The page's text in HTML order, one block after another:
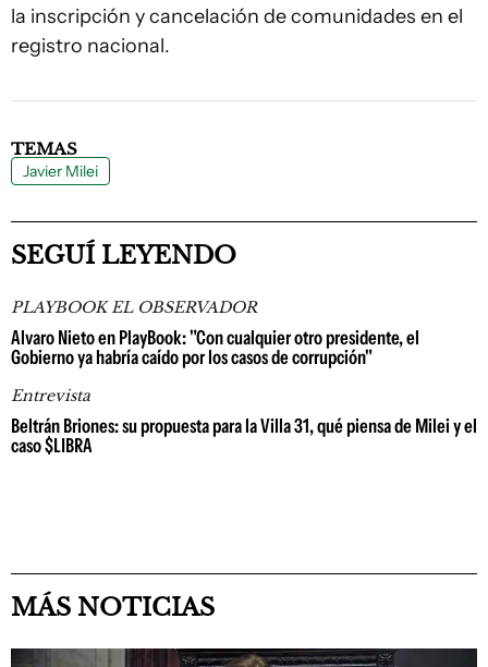
la inscripción y cancelación de comunidades en el
registro nacional.
TEMAS
Javier Milei
SEGUÍ LEYENDO
PLAYBOOK EL OBSERVADOR
Alvaro Nieto en PlayBook: "Con cualquier otro presidente, el
Gobierno ya habría caído por los casos de corrupción"
Entrevista
Beltrán Briones: su propuesta para la Villa 31, qué piensa de Milei y el
caso $LIBRA
MÁS NOTICIAS